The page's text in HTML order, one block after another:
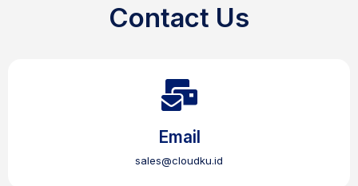
Contact Us
Email
sales@cloudku.id